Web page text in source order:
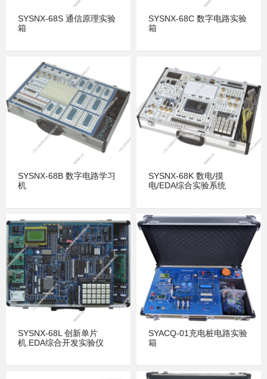
SYSNX-68S 通信原理实验
箱
SYSNX-68C 数字电路实验
箱
SYSNX-68B 数字电路学习
机
SYSNX-68K 数电/摸
电/EDA综合实验系统
SYSNX-68L 创新单片
机.EDA综合开发实验仪
SYACQ-01充电桩电路实验
箱